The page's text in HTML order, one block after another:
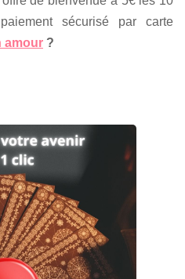
sécurisé par carte
amour ?